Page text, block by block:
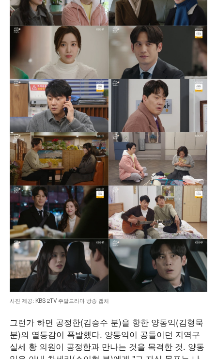
사진 제공: KBS 2TV 주말드라마 방송 캡처
그런가 하면 공정한(김승수 분)을 향한 양동익(김형묵
분)의 열등감이 폭발했다. 양동익이 공들이던 지역구
실세 황 의원이 공정한과 만나는 것을 목격한 것. 양동